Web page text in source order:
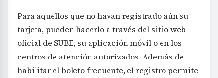
Para aquellos que no hayan registrado aún su
tarjeta, pueden hacerlo a través del sitio web
oficial de SUBE, su aplicación móvil o en los
centros de atención autorizados. Además de
habilitar el boleto frecuente, el registro permite